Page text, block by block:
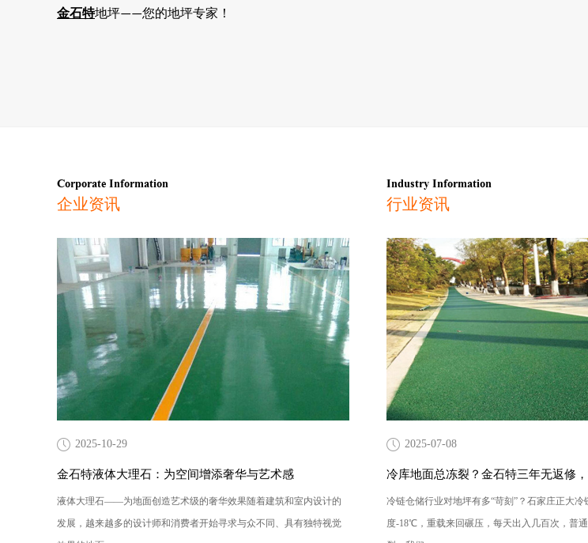
金石特地坪——您的地坪专家！
Corporate Information
企业资讯
2025-10-29
金石特液体大理石：为空间增添奢华与艺术感
液体大理石——为地面创造艺术级的奢华效果随着建筑和室内设计的
发展，越来越多的设计师和消费者开始寻求与众不同、具有独特视觉
Industry Information
行业资讯
2025-07-08
冷库地面总冻裂？金石特三年无返修
冷链仓储行业对地坪有多“苛刻”？石家庄正大冷
度-18℃，重载来回碾压，每天出入几百次，普